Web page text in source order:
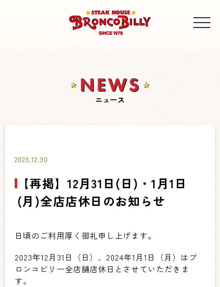
ニュース
2023.12.30
【再掲】12月31日(日)・1月1日
(月)全店店休日のお知らせ
日頃のご利用厚く御礼申し上げます。
2023年12月31日（日）、2024年1月1日（月）はブ
ロンコビリー全店舗店休日とさせていただきま
す。